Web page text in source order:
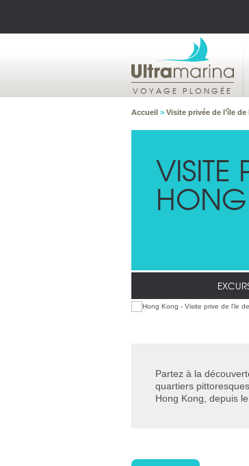
VOYAGE PLONGÉE
Accueil > Visite privée de l’île
VISITE
Partez à la
quartiers
Hong Kong, depuis